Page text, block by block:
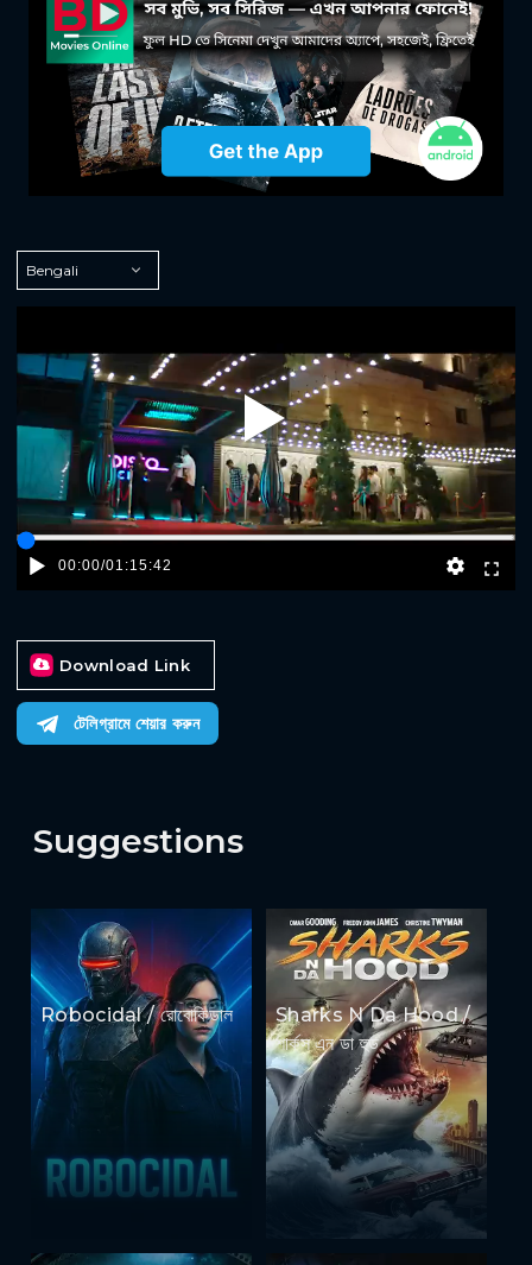
Play
00:00/01:15:42
Download Link
টেলিগ্রামে শেয়ার করুন
Suggestions
Robocidal / রোবোকিডাল
Sharks N Da Hood /
শার্কস এন ডা হুড